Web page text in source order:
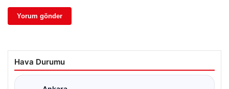
Hava Durumu